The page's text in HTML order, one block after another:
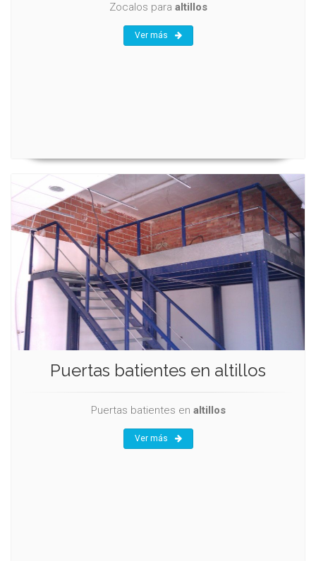
Zocalos para altillos
Ver más
Puertas batientes en altillos
Puertas batientes en altillos
Ver más